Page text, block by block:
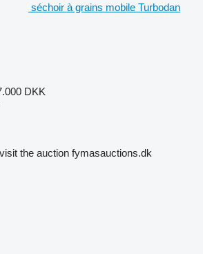
séchoir à grains mobile Turbodan
DKK
the auction fymasauctions.dk